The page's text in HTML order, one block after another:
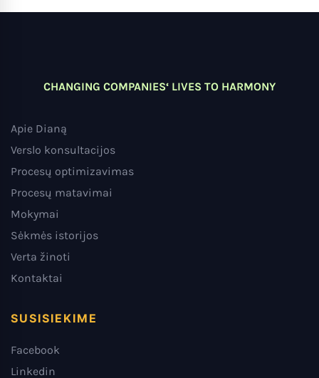
CHANGING COMPANIES‘ LIVES TO HARMONY
Apie Dianą
Verslo konsultacijos
Procesų optimizavimas
Procesų matavimai
Mokymai
Sėkmės istorijos
Verta žinoti
Kontaktai
SUSISIEKIME
Facebook
Linkedin